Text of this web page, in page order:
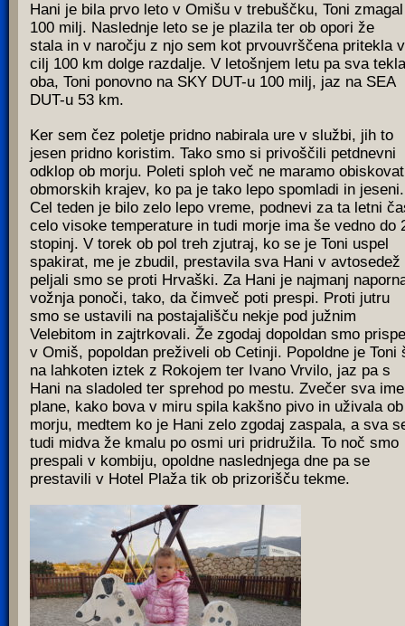
Hani je bila prvo leto v Omišu v trebuščku, Toni zmagal
100 milj. Naslednje leto se je plazila ter ob opori že
stala in v naročju z njo sem kot prvouvrščena pritekla v
cilj 100 km dolge razdalje. V letošnjem letu pa sva tekla
oba, Toni ponovno na SKY DUT-u 100 milj, jaz na SEA
DUT-u 53 km.
Ker sem čez poletje pridno nabirala ure v službi, jih to
jesen pridno koristim. Tako smo si privoščili petdnevni
odklop ob morju. Poleti sploh več ne maramo
obmorskih krajev, ko pa je tako lepo spomladi in jeseni.
Cel teden je bilo zelo lepo vreme, podnevi za ta letni
celo visoke temperature in tudi morje ima še vedno do
stopinj. V torek ob pol treh zjutraj, ko se je Toni uspel
spakirat, me je zbudil, prestavila sva Hani v avtosedež
peljali smo se proti Hrvaški. Za Hani je najmanj
vožnja ponoči, tako, da čimveč poti prespi. Proti jutru
smo se ustavili na postajališču nekje pod južnim
Velebitom in zajtrkovali. Že zgodaj dopoldan smo
v Omiš, popoldan preživeli ob Cetinji. Popoldne je Toni
na lahkoten iztek z Rokojem ter Ivano Vrvilo, jaz pa s
Hani na sladoled ter sprehod po mestu. Zvečer sva
plane, kako bova v miru spila kakšno pivo in uživala ob
morju, medtem ko je Hani zelo zgodaj zaspala, a sva
tudi midva že kmalu po osmi uri pridružila. To noč smo
prespali v kombiju, opoldne naslednjega dne pa se
prestavili v Hotel Plaža tik ob prizorišču tekme.